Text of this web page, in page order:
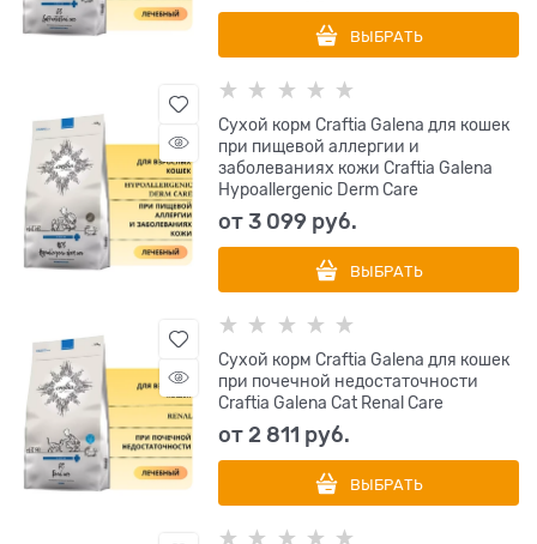
ВЫБРАТЬ
Сухой корм Craftia Galena для кошек
при пищевой аллергии и
заболеваниях кожи Craftia Galena
Hypoallergenic Derm Сare
от3 099 руб.
ВЫБРАТЬ
Сухой корм Craftia Galena для кошек
при почечной недостаточности
Craftia Galena Cat Renal Care
от2 811 руб.
ВЫБРАТЬ